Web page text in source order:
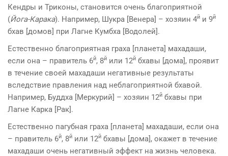
Кендры и Триконы, становится очень благоприятной
(Йога-Карака). Например, Шукра [Венера] – хозяин 4й и 9й
бхав [домов] при Лагне Кумбха [Водолей].
Естественно благоприятная граха [планета] махадаши,
если она – правитель 6й, 8й или 12й бхавы [дома], проявит
в течение своей махадаши негативные результаты
вследствие правления над неблагоприятной бхавой.
Например, Буддха [Меркурий] – хозяин 12й бхавы при
Лагне Карка [Рак].
Естественно пагубная граха [планета] махадаши, если она
– правитель 6й, 8й или 12й бхавы [дома], окажет в течение
махадаши очень негативный эффект на жизнь человека.